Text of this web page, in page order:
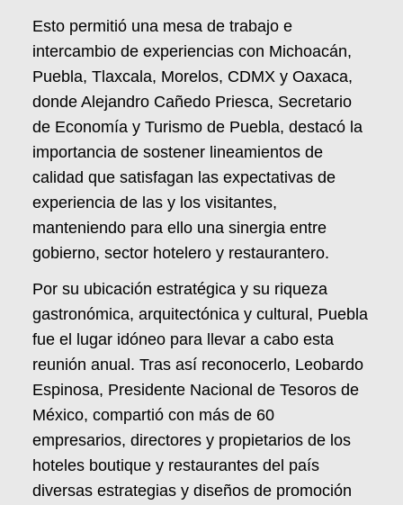
Esto permitió una mesa de trabajo e
intercambio de experiencias con Michoacán,
Puebla, Tlaxcala, Morelos, CDMX y Oaxaca,
donde Alejandro Cañedo Priesca, Secretario
de Economía y Turismo de Puebla, destacó la
importancia de sostener lineamientos de
calidad que satisfagan las expectativas de
experiencia de las y los visitantes,
manteniendo para ello una sinergia entre
gobierno, sector hotelero y restaurantero.
Por su ubicación estratégica y su riqueza
gastronómica, arquitectónica y cultural, Puebla
fue el lugar idóneo para llevar a cabo esta
reunión anual. Tras así reconocerlo, Leobardo
Espinosa, Presidente Nacional de Tesoros de
México, compartió con más de 60
empresarios, directores y propietarios de los
hoteles boutique y restaurantes del país
diversas estrategias y diseños de promoción